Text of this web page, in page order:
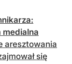
medialna
aresztowania
się